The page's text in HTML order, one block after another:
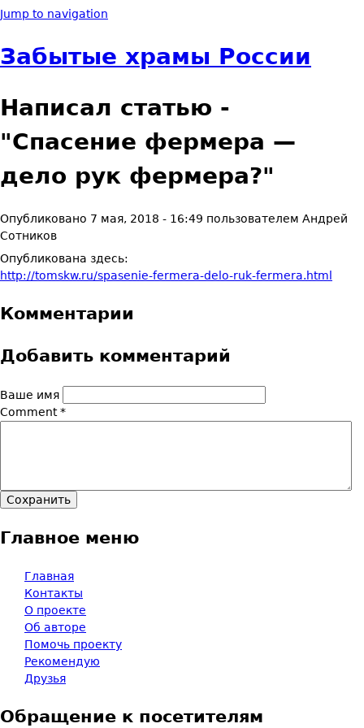
Jump to navigation
Забытые храмы России
Написал статью -
"Спасение фермера —
дело рук фермера?"
Опубликовано 7 мая, 2018 - 16:49 пользователем Андрей
Сотников
Опубликована здесь:
http://tomskw.ru/spasenie-fermera-delo-ruk-fermera.html
Комментарии
Добавить комментарий
Ваше имя
Comment*
Главное меню
Главная
Контакты
О проекте
Об авторе
Помочь проекту
Рекомендую
Друзья
Обращение к посетителям